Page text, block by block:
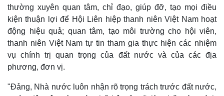
thường xuyên quan tâm, chỉ đạo, giúp đỡ, tạo mọi điều
kiện thuận lợi để Hội Liên hiệp thanh niên Việt Nam hoạt
động hiệu quả; quan tâm, tạo môi trường cho hội viên,
thanh niên Việt Nam tự tin tham gia thực hiện các nhiệm
vụ chính trị quan trọng của đất nước và của các địa
phương, đơn vị.
"Đảng, Nhà nước luôn nhận rõ trọng trách trước đất nước,